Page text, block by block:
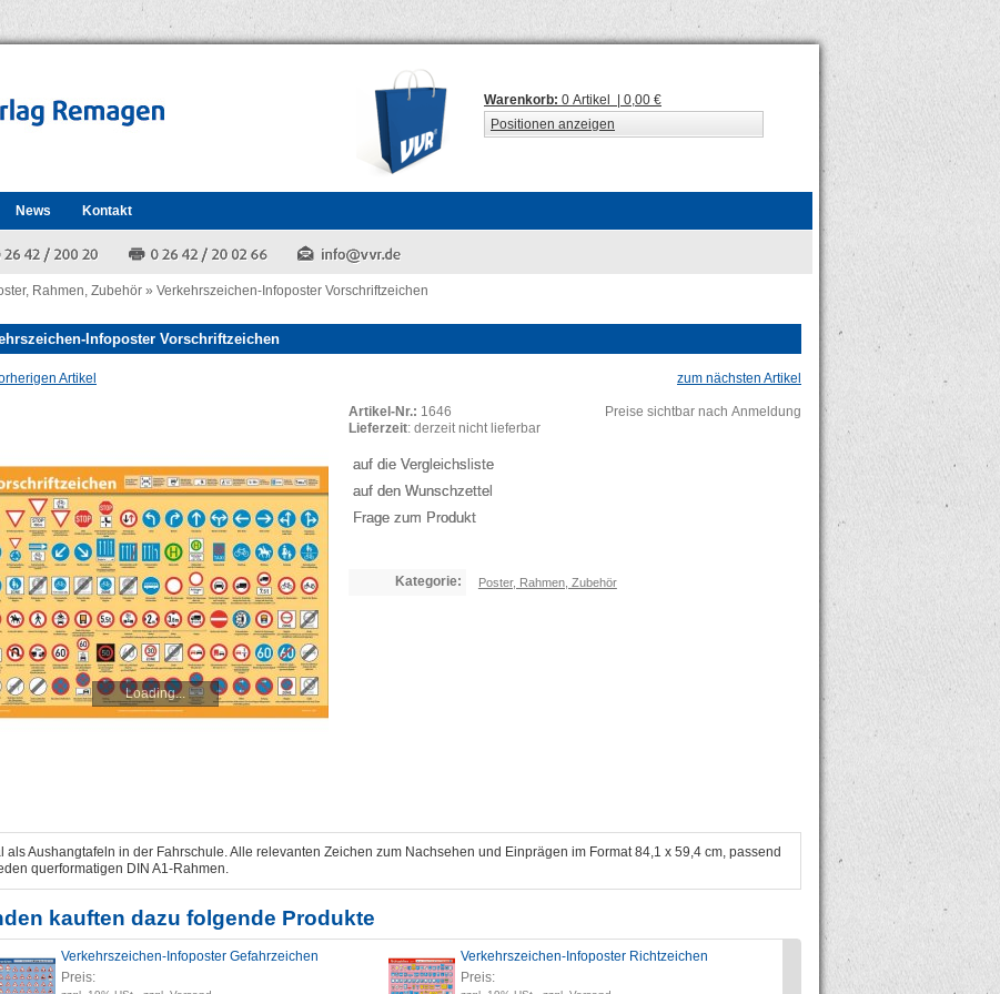
Warenkorb: 0 Artikel | 0,00 €
Positionen anzeigen
News Kontakt
Rahmen, Zubehör » Verkehrszeichen-Infoposter Vorschriftzeichen
Infoposter Vorschriftzeichen
Artikel zum nächsten Artikel
Loading...
Artikel-Nr.: 1646
Lieferzeit: derzeit nicht lieferbar
auf die Vergleichsliste
auf den Wunschzettel
Frage zum Produkt
Preise sichtbar nach Anmeldung
Kategorie: Poster, Rahmen, Zubehör
als Aushangtafeln in der Fahrschule. Alle relevanten Zeichen zum Nachsehen und Einprägen im Format 84,1 x 59,4 cm, passend
querformatigen DIN A1-Rahmen.
kauften dazu folgende Produkte
Verkehrszeichen-Infoposter Gefahrzeichen
Preis:
Verkehrszeichen-Infoposter Richtzeichen
Preis: